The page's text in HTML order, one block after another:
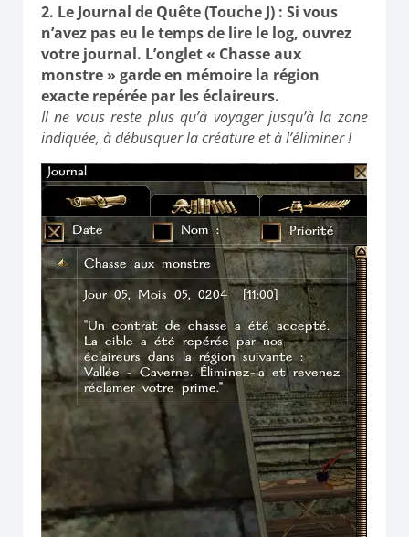
Le Journal de Quête (Touche J) : Si vous
n’avez pas eu le temps de lire le log, ouvrez
votre journal. L’onglet« Chasse aux
monstre » garde en mémoire la région
exacte repérée par les éclaireurs.
Il ne vous reste plus qu’à voyager jusqu’à la zone
indiquée, à débusquer la créature et à l’éliminer !